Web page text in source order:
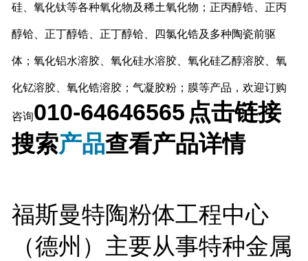
硅、氧化钛等各种氧化物及稀土氧化物；正丙醇锆、正丙
醇铪、正丁醇锆、正丁醇铪、四氯化锆及多种陶瓷前驱
体；氧化铝水溶胶、氧化硅水溶胶、氧化硅乙醇溶胶、氧
化钇溶胶、氧化锆溶胶；气凝胶粉；膜等产品，欢迎订购
咨询010-64646565 点击链接
搜索产品查看产品详情
福斯曼特陶粉体工程中心
（德州）主要从事特种金属